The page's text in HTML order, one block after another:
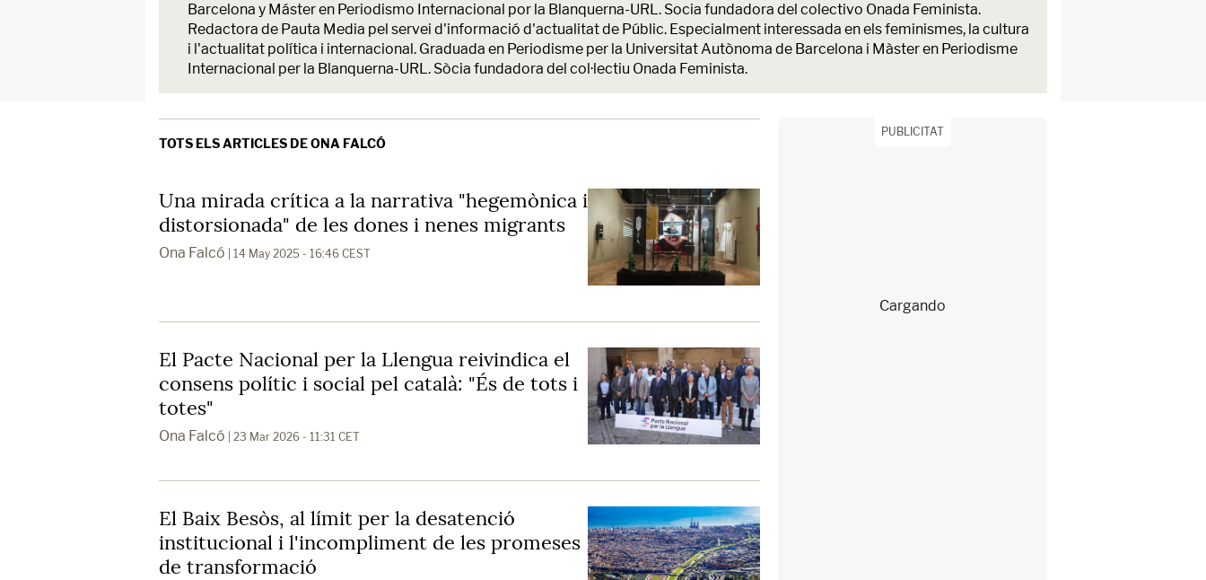
Barcelona y Máster en Periodismo Internacional por la Blanquerna-URL. Socia fundadora del colectivo Onada Feminista.
Redactora de Pauta Media pel servei d'informació d'actualitat de Públic. Especialment interessada en els feminismes, la cultura
i l'actualitat política i internacional. Graduada en Periodisme per la Universitat Autònoma de Barcelona i Màster en Periodisme
Internacional per la Blanquerna-URL. Sòcia fundadora del col·lectiu Onada Feminista.
TOTS ELS ARTICLES DE ONA FALCÓ
Una mirada crítica a la narrativa "hegemònica i
distorsionada" de les dones i nenes migrants
Ona Falcó | 14 May 2025 - 16:46 CEST
El Pacte Nacional per la Llengua reivindica el
consens polític i social pel català: "És de tots i
totes"
Ona Falcó | 23 Mar 2026 - 11:31 CET
El Baix Besòs, al límit per la desatenció
institucional i l'incompliment de les promeses
de transformació
PUBLICITAT